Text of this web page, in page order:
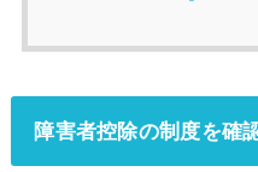
障害者控除の制度を確認